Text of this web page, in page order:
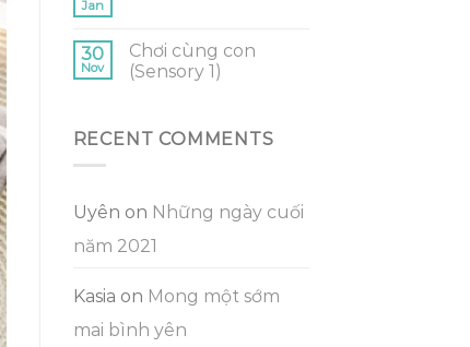
Jan
30
Nov
Chơi cùng con
(Sensory 1)
RECENT COMMENTS
Uyên on Những ngày cuối
năm 2021
Kasia on Mong một sớm
mai bình yên